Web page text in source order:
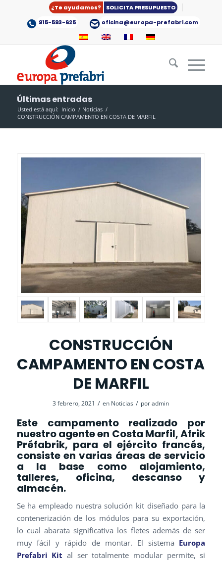
¿Te ayudamos?
SOLICITA PRESUPUESTO
915-593-625
oficina@europa-prefabri.com
Últimas entradas
Usted está aquí: Inicio / Noticias /
CONSTRUCCIÓN CAMPAMENTO EN COSTA DE MARFIL
CONSTRUCCIÓN
CAMPAMENTO EN COSTA
DE MARFIL
3 febrero, 2021 / en Noticias / poradmin
Este campamento realizado por
nuestro agente en Costa Marfil, Afrik
Préfabrik, para el ejército francés,
consiste en varias áreas de servicio
a la base como alojamiento,
talleres, oficina, descanso y
almacén.
Se ha empleado nuestra solución kit diseñado para la
contenerización de los módulos para su exportación,
lo cual abarata significativa los fletes además de ser
muy fácil y rápido de montar. El sistema Europa
Prefabri Kit al ser totalmente modular permite, si